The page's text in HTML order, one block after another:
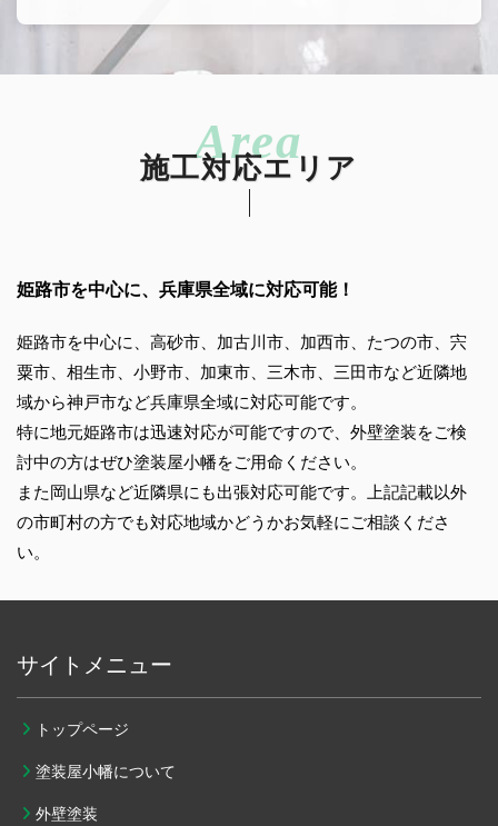
施工対応エリア
姫路市を中心に、兵庫県全域に対応可能！
姫路市を中心に、高砂市、加古川市、加西市、たつの市、宍
粟市、相生市、小野市、加東市、三木市、三田市など近隣地
域から神戸市など兵庫県全域に対応可能です。
特に地元姫路市は迅速対応が可能ですので、外壁塗装をご検
討中の方はぜひ塗装屋小幡をご用命ください。
また岡山県など近隣県にも出張対応可能です。上記記載以外
の市町村の方でも対応地域かどうかお気軽にご相談くださ
い。
サイトメニュー
トップページ
塗装屋小幡について
外壁塗装